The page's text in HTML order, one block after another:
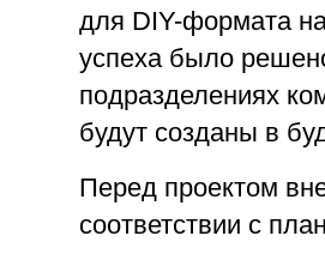
для DIY-формата
успеха было
подразделениях
будут созданы в
Перед проектом
соответствии с